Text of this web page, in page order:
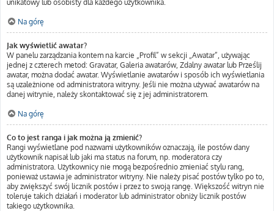
unikatowy lub osobisty dla każdego użytkownika.
Na górę
Jak wyświetlić awatar?
W panelu zarządzania kontem na karcie „Profil” w sekcji „Awatar”, używając
jednej z czterech metod: Gravatar, Galeria awatarów, Zdalny awatar lub Prześlij
awatar, można dodać awatar. Wyświetlanie awatarów i sposób ich wyświetlania
są uzależnione od administratora witryny. Jeśli nie można używać awatarów na
danej witrynie, należy skontaktować się z jej administratorem.
Na górę
Co to jest ranga i jak można ją zmienić?
Rangi wyświetlane pod nazwami użytkowników oznaczają, ile postów dany
użytkownik napisał lub jaki ma status na forum, np. moderatora czy
administratora. Użytkownicy nie mogą bezpośrednio zmieniać stylu rang,
ponieważ ustawia je administrator witryny. Nie należy pisać postów tylko po to,
aby zwiększyć swój licznik postów i przez to swoją rangę. Większość witryn nie
toleruje takich działań i moderator lub administrator obniży licznik postów
takiego użytkownika.